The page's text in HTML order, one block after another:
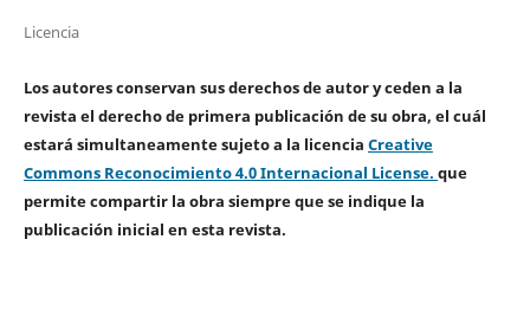
Licencia
Los autores conservan sus derechos de autor y ceden a la
revista el derecho de primera publicación de su obra, el cuál
estará simultaneamente sujeto a la licencia Creative
Commons Reconocimiento 4.0 Internacional License. que
permite compartir la obra siempre que se indique la
publicación inicial en esta revista.